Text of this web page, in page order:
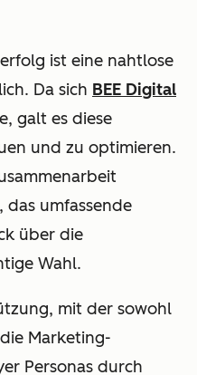
ist eine nahtlose
Da sich BEE Digital
galt es diese
und zu optimieren.
das umfassende
über die
Wahl.
mit der sowohl
Marketing-
Personas durch